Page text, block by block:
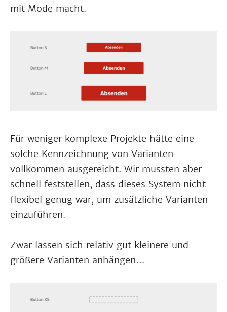
mit Mode macht.
Für weniger komplexe Projekte hätte eine
solche Kennzeichnung von Varianten
vollkommen ausgereicht. Wir mussten aber
schnell feststellen, dass dieses System nicht
flexibel genug war, um zusätzliche Varianten
einzuführen.
Zwar lassen sich relativ gut kleinere und
größere Varianten anhängen…